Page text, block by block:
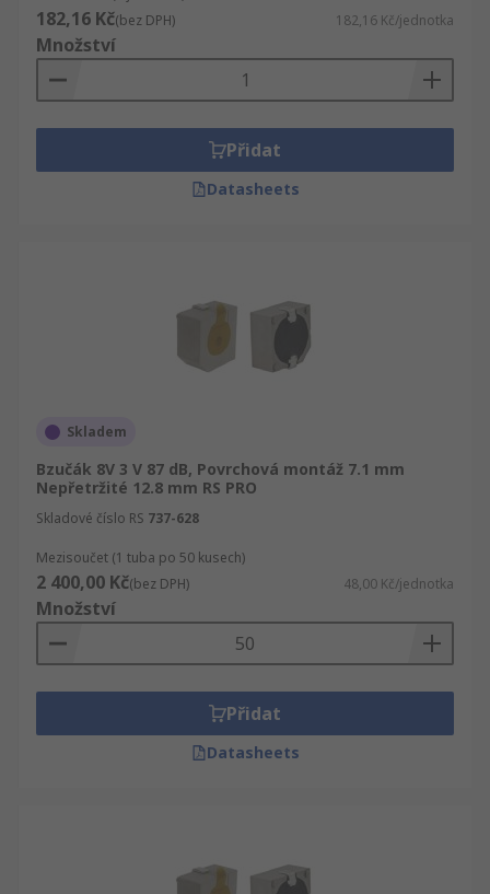
182,16 Kč(bez DPH) 182,16 Kč/jednotka
Množství
Přidat
Datasheets
Skladem
Bzučák 8V 3 V 87 dB, Povrchová montáž 7.1 mm
Nepřetržité 12.8 mm RS PRO
Skladové číslo RS 737-628
Mezisoučet (1 tuba po 50 kusech)
2 400,00 Kč(bez DPH) 48,00 Kč/jednotka
Množství
Přidat
Datasheets